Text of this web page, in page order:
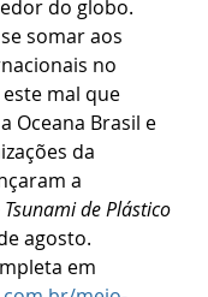
do globo.
somar aos
no
mal que
Oceana Brasil e
da
a
de Plástico
agosto.
em